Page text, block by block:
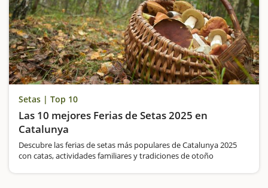
Setas | Top 10
Las 10 mejores Ferias de Setas 2025 en
Catalunya
Descubre las ferias de setas más populares de Catalunya 2025
con catas, actividades familiares y tradiciones de otoño